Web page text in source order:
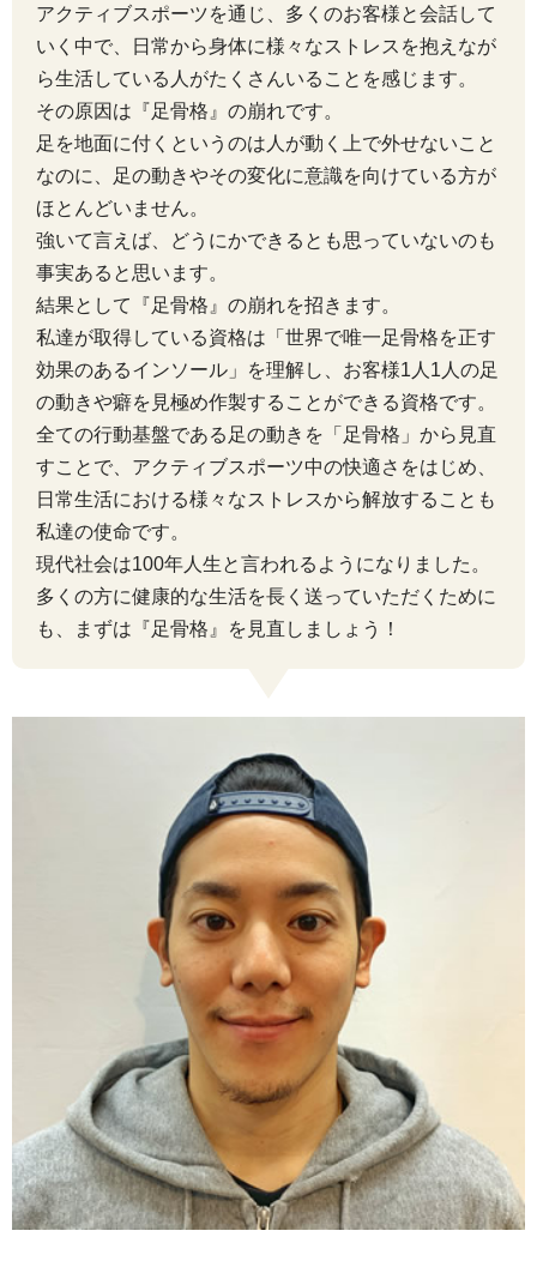
アクティブスポーツを通じ、多くのお客様と会話して
いく中で、日常から身体に様々なストレスを抱えなが
ら生活している人がたくさんいることを感じます。
その原因は『足骨格』の崩れです。
足を地面に付くというのは人が動く上で外せないこと
なのに、足の動きやその変化に意識を向けている方が
ほとんどいません。
強いて言えば、どうにかできるとも思っていないのも
事実あると思います。
結果として『足骨格』の崩れを招きます。
私達が取得している資格は「世界で唯一足骨格を正す
効果のあるインソール」を理解し、お客様1人1人の足
の動きや癖を見極め作製することができる資格です。
全ての行動基盤である足の動きを「足骨格」から見直
すことで、アクティブスポーツ中の快適さをはじめ、
日常生活における様々なストレスから解放することも
私達の使命です。
現代社会は100年人生と言われるようになりました。
多くの方に健康的な生活を長く送っていただくために
も、まずは『足骨格』を見直しましょう！